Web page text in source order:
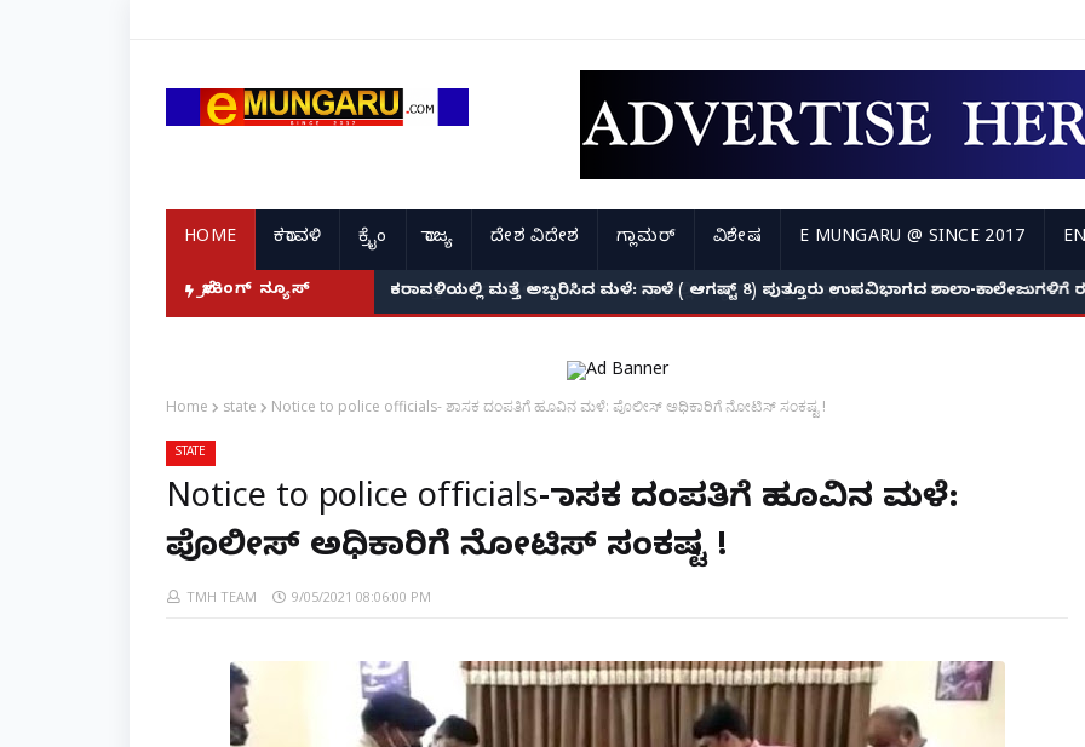
HOME ಕರಾವಳಿ ಕ್ರೈಂ ರಾಜ್ಯ ದೇಶ ವಿದೇಶ ಗ್ಲಾಮರ್ ವಿಶೇಷ E MUNGARU @ SINCE 2017
ಬ್ರೇಕಿಂಗ್ ನ್ಯೂಸ್ ಕರಾವಳಿಯಲ್ಲಿ ಮತ್ತೆ ಅಬ್ಬರಿಸಿದ ಮಳೆ: ನಾಳೆ ( ಆಗಷ್ಟ್ 8) ಪುತ್ತೂರು ಉಪವಿಭಾಗದ ಶಾಲಾ-
Home state Notice to police officials- ಶಾಸಕ ದಂಪತಿಗೆ ಹೂವಿನ ಮಳೆ: ಪೊಲೀಸ್ ಅಧಿಕಾರಿಗೆ ನೋಟಿಸ್ ಸಂಕಷ್ಟ !
STATE
Notice to police officials- ಶಾಸಕ ದಂಪತಿಗೆ ಹೂವಿನ ಮಳೆ:
ಪೊಲೀಸ್ ಅಧಿಕಾರಿಗೆ ನೋಟಿಸ್ ಸಂಕಷ್ಟ !
TMH TEAM 9/05/2021 08:06:00 PM